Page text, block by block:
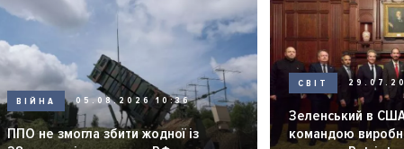
ВІЙНА 05.08.2026 10:36
ППО не змогла збити жодної із
СВІТ
Зеленський в США
командою